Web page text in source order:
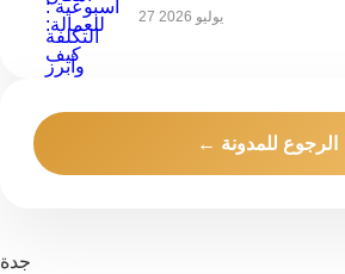
27 يوليو 2026
← الرجوع للمدونة
جدة